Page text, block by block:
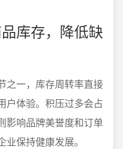
库存，降低缺
之一，库存周转率直接
户体验。积压过多会占
影响品牌美誉度和订单
保持健康发展。